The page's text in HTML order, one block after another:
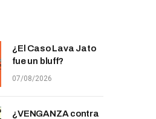
¿El Caso Lava Jato
fue un bluff?
07/08/2026
¿VENGANZA contra